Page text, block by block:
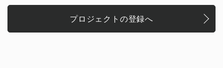
プロジェクトの登録へ